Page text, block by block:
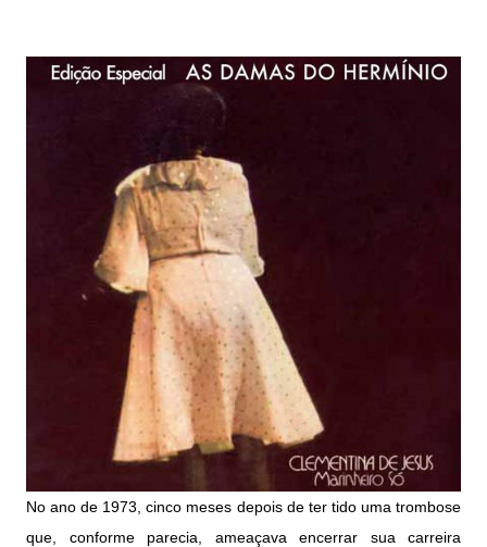
No ano de 1973, cinco meses depois de ter tido uma trombose
que, conforme parecia, ameaçava encerrar sua carreira